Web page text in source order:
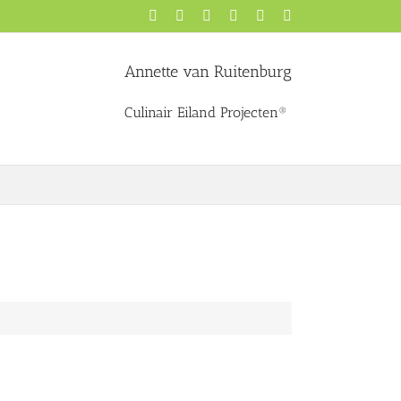
Facebook YouTubeInstagramPinterest
Annette van Ruitenburg
Culinair Eiland Projecten®